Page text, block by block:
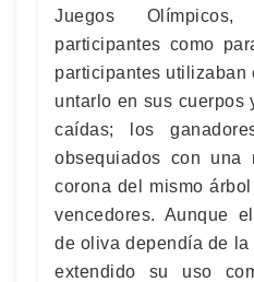
Juegos
participantes como
participantes utilizaban
untarlo en sus cuerpos
caídas; los
obsequiados con
corona del mismo
vencedores. Aunque
de oliva dependía de
extendido su uso